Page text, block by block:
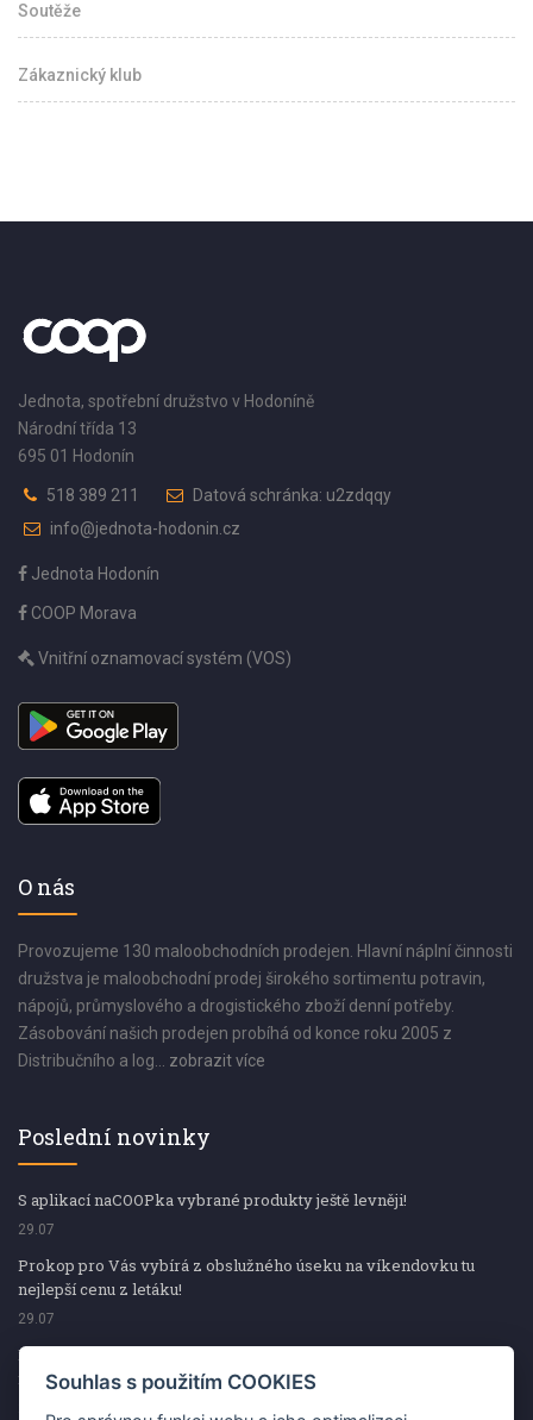
Soutěže
Zákaznický klub
Jednota, spotřební družstvo v Hodoníně
Národní třída 13
695 01 Hodonín
518 389 211
Datová schránka: u2zdqqy
info@jednota-hodonin.cz
Jednota Hodonín
COOP Morava
Vnitřní oznamovací systém (VOS)
O nás
Provozujeme 130 maloobchodních prodejen. Hlavní náplní činnosti
družstva je maloobchodní prodej širokého sortimentu potravin,
nápojů, průmyslového a drogistického zboží denní potřeby.
Zásobování našich prodejen probíhá od konce roku 2005 z
Distribučního a log... zobrazit více
Poslední novinky
S aplikací naCOOPka vybrané produkty ještě levněji!
29.07
Prokop pro Vás vybírá z obslužného úseku na víkendovku tu
nejlepší cenu z letáku!
29.07
Prokop pro Vás vybírá z obslužného úseku na víkendovku tu
nejlepší cenu z letáku!
Souhlas s použitím COOKIES